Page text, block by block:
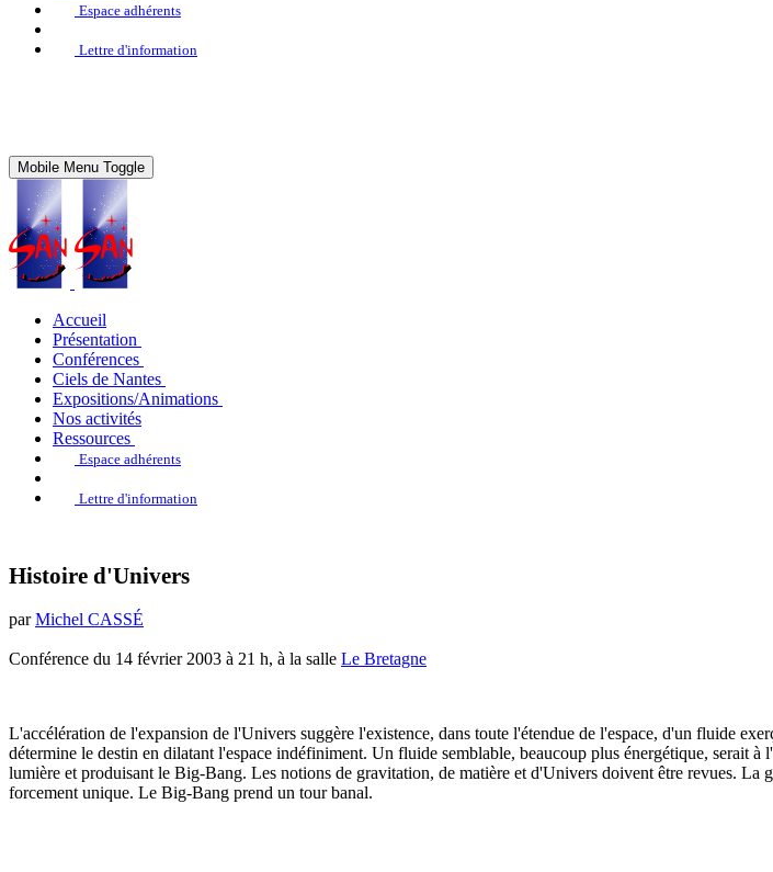
Espace adhérents
Lettre d'information
Mobile Menu Toggle
Accueil
Présentation
Conférences
Ciels de Nantes
Expositions/Animations
Nos activités
Ressources
Espace adhérents
Lettre d'information
Histoire d'Univers
parMichel CASSÉ
Conférence du 14 février 2003 à 21 h, à la salle Le Bretagne
L'accélération de l'expansion de l'Univers suggère l'existence, dans toute l'étendue de l'espace, d'un fluide
détermine le destin en dilatant l'espace indéfiniment. Un fluide semblable, beaucoup plus énergétique, serait
lumière et produisant le Big-Bang. Les notions de gravitation, de matière et d'Univers doivent être revues.
forcement unique. Le Big-Bang prend un tour banal.